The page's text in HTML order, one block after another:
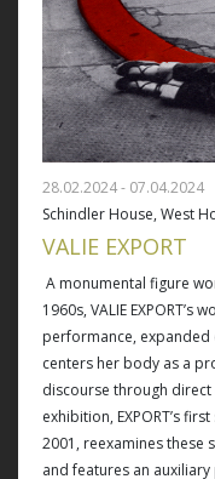
28.02.2024 - 07.04.2024
Schindler House, West
VALIE EXPORT
A monumental figure
1960s, VALIE
performance, expanded
centers her body as a
discourse through
exhibition, EXPORT’s
2001, reexamines these
and features an